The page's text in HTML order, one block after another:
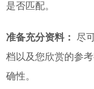
是否匹配。
准备充分资料：
尽
档以及您欣赏的参
确性。